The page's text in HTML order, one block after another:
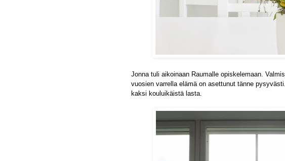
Jonna tuli aikoinaan Raumalle opiskelemaan.
vuosien varrella elämä on asettunut tänne
kaksi kouluikäistä lasta.